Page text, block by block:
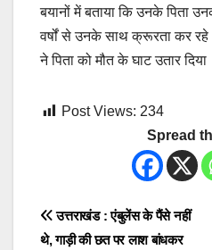
बयानों में बताया कि उनके पिता
वर्षों से उनके साथ क्रूरता कर रहे
ने पिता को मौत के घाट उतार दिया
Post Views: 234
Spread
Post
उत्तराखंड : एंबुलेंस के पैंसे नहीं
थे, गाड़ी की छत पर लाश बांधकर